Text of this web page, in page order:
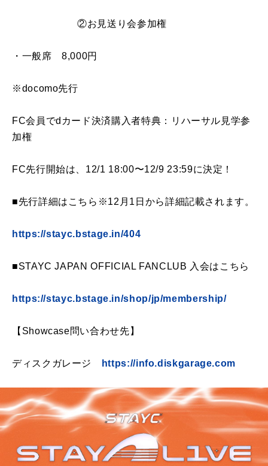
②お見送り会参加権
・一般席 8,000円
※docomo先行
FC会員でdカード決済購入者特典：リハーサル見学参
加権
FC先行開始は、12/1 18:00〜12/9 23:59に決定！
■先行詳細はこちら※12月1日から詳細記載されます。
https://stayc.bstage.in/404
■STAYC JAPAN OFFICIAL FANCLUB 入会はこちら
https://stayc.bstage.in/shop/jp/membership/
【Showcase問い合わせ先】
ディスクガレージ https://info.diskgarage.com